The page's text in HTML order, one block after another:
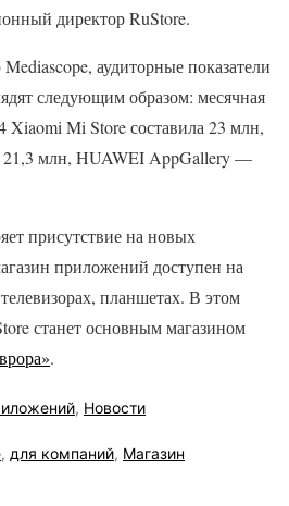
директор RuStore.
аудиторные показатели
следующим образом: месячная
Xiaomi Mi Store составила 23 млн,
21,3 млн, HUAWEI AppGallery —
присутствие на новых
приложений доступен на
планшетах. В этом
станет основным магазином
.
, Новости
, для компаний, Магазин